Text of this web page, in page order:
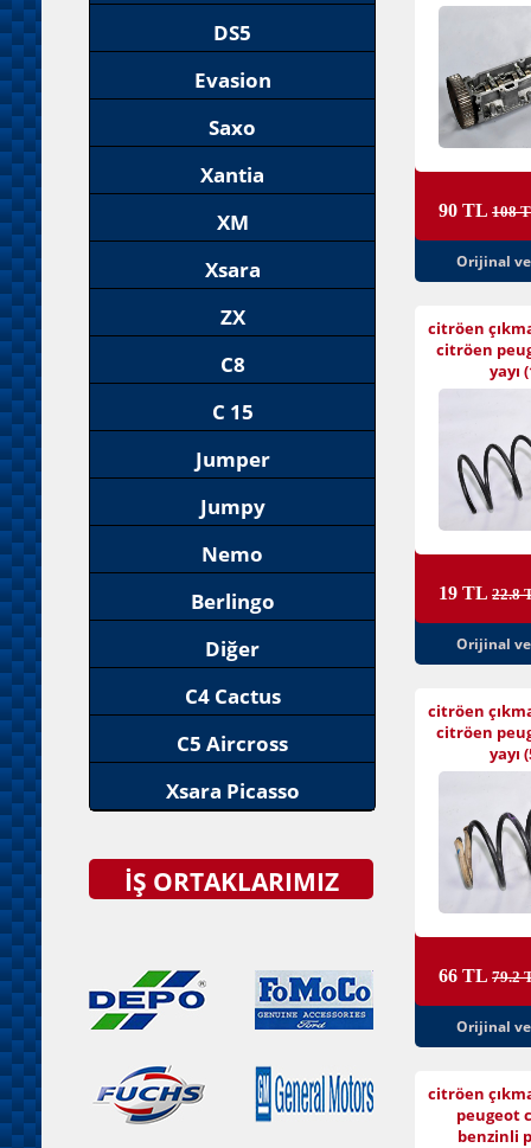
DS5
Evasion
Saxo
Xantia
XM
Xsara
ZX
C8
C 15
Jumper
Jumpy
Nemo
Berlingo
Diğer
C4 Cactus
C5 Aircross
Xsara Picasso
İŞ ORTAKLARIMIZ
90 TL 108
Orijinal ve
citröen
citröen
yayı
19 TL 22.8
Orijinal ve
citröen
citröen
yayı
66 TL 79.2
Orijinal ve
citröen
peugeot
benzinli